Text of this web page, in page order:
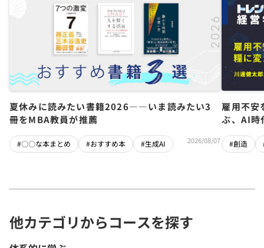
夏休みに読みたい書籍2026――いま読みたい3
冊をMBA教員が推薦
#〇〇な本まとめ #おすすめ本 #生成AI 2026/08/07
雇用不
ぶ、AI時
#創造
他カテゴリからコースを探す